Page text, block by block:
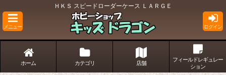
ＨＫＳ スピードローダーケース ＬＡＲＧＥ
メニュー ログイン
ホーム カテゴリ 店舗
フィールドレギュレー
ション